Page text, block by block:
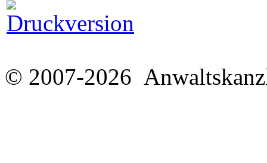
© 2007-2026